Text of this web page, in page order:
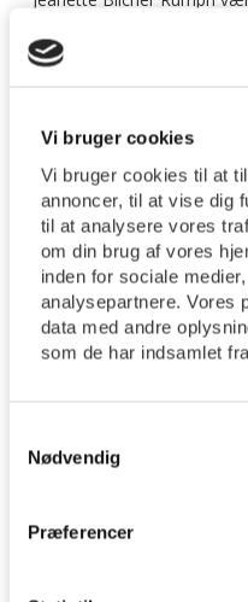
Vi bruger cookies
Vi bruger cookies til at
annoncer, til at vise dig
til at analysere vores
om din brug af vores
inden for sociale
analysepartnere. Vores
data med andre
som de har indsamlet
Nødvendig
Præferencer
at skabe rammerne for
ønske om at den enkelte,
fællesskab, får mod på
Arrangementerne starter
Derefter vil der være et
præst eller en, der har en
de vil fortælle om.
litterær, kunstnerisk eller
overbevisning – er hjerteligt